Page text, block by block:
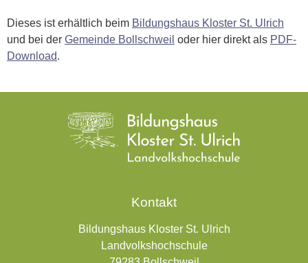
Dieses ist erhältlich beim Bildungshaus Kloster St. Ulrich
und bei der Gemeinde Bollschweil oder hier direkt als PDF-
Download.
Kontakt
Bildungshaus Kloster St. Ulrich
Landvolkshochschule